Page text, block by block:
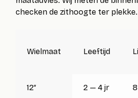
checken de zithoogte ter plekke.
Wielmaat Leeftijd
12″ 2 — 4 jr